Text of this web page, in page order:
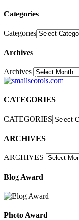
Categories
Categories
Archives
Archives30
CATEGORIES
CATEGORIES
ARCHIVES
ARCHIVES
Blog Award
Photo Award